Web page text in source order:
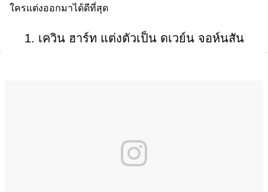
ใครแต่งออกมาได้ดีที่สุด
1. เควิน ฮาร์ท แต่งตัวเป็น ดเวย์น จอห์นสัน